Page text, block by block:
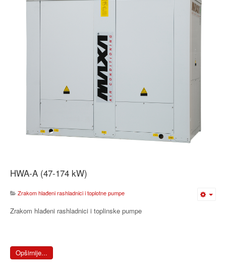
HWA-A (47-174 kW)
Zrakom hlađeni rashladnici i toplotne pumpe
Zrakom hlađeni rashladnici i toplinske pumpe
Opširnije...